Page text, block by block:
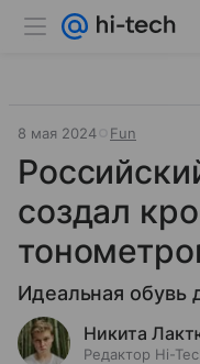
8 мая 2024 Fun
создал
Идеальная обувь
Никита
Редактор Hi-